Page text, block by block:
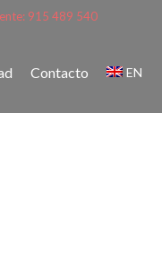
915 489 540
Contacto EN